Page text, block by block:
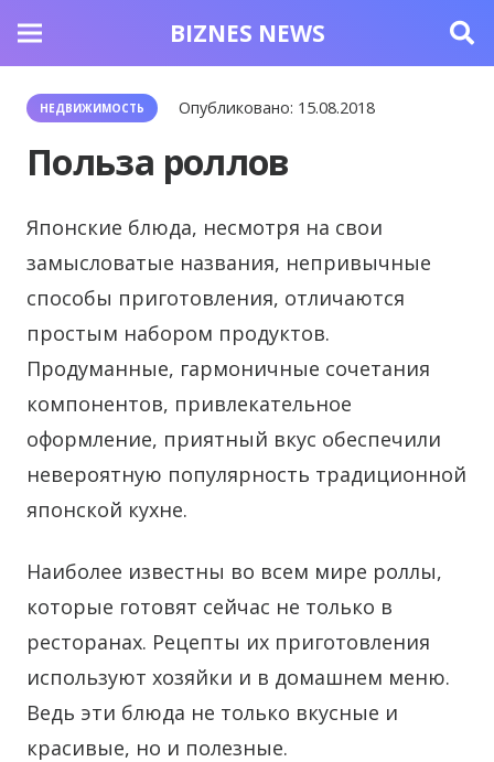
BIZNES NEWS
НЕДВИЖИМОСТЬ Опубликовано: 15.08.2018
Польза роллов
Японские блюда, несмотря на свои
замысловатые названия, непривычные
способы приготовления, отличаются
простым набором продуктов.
Продуманные, гармоничные сочетания
компонентов, привлекательное
оформление, приятный вкус обеспечили
невероятную популярность традиционной
японской кухне.
Наиболее известны во всем мире роллы,
которые готовят сейчас не только в
ресторанах. Рецепты их приготовления
используют хозяйки и в домашнем меню.
Ведь эти блюда не только вкусные и
красивые, но и полезные.